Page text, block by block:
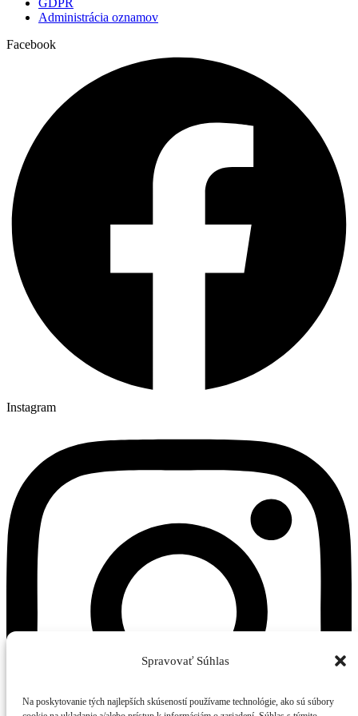
Spravovať Súhlas
Na poskytovanie tých najlepších skúseností používame technológie, ako sú súbory
Administrácia oznamov
Facebook
Instagram